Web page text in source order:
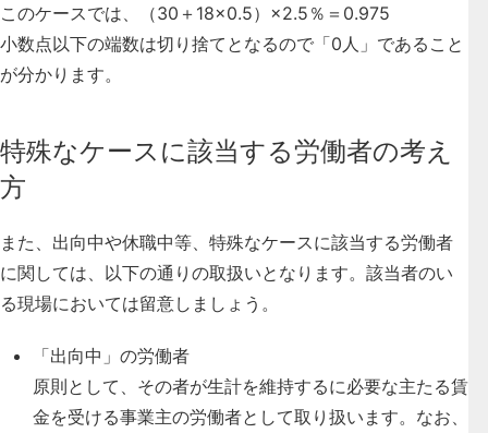
このケースでは、（30＋18×0.5）×2.5％＝0.975
小数点以下の端数は切り捨てとなるので「0人」であること
が分かります。
特殊なケースに該当する労働者の考え
方
また、 出向中や休職中等、特殊なケースに該当する労働者
に関しては、以下の通りの取扱いとなります。該当者のい
る現場においては留意しましょう。
「出向中」の労働者
原則として、その者が生計を維持するに必要な主たる賃
金を受ける事業主の労働者として取り扱います。なお、